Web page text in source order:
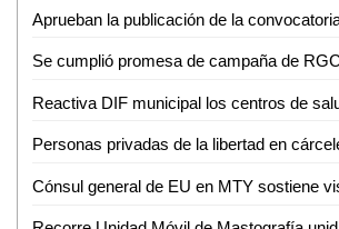
Reactiva DIF municipal los centros de